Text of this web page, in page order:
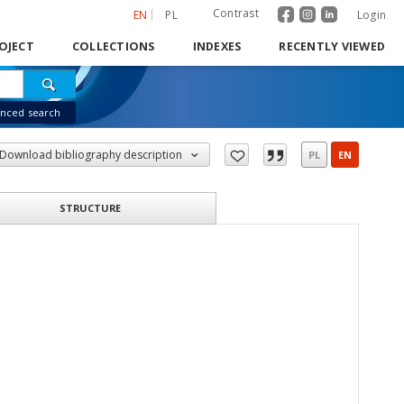
EN PL Contrast Login
COLLECTIONS INDEXES RECENTLY VIEWED
search
Download bibliography description PL EN
STRUCTURE